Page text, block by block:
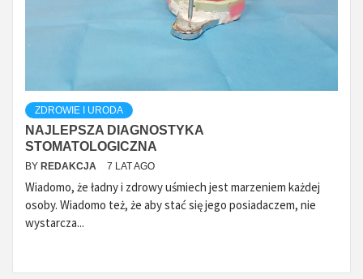
ZDROWIE I URODA
NAJLEPSZA DIAGNOSTYKA
STOMATOLOGICZNA
BY REDAKCJA 7 LAT AGO
Wiadomo, że ładny i zdrowy uśmiech jest marzeniem każdej
osoby. Wiadomo też, że aby stać się jego posiadaczem, nie
wystarcza...